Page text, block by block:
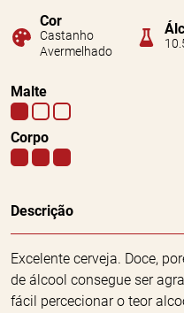
Cor
Castanho
Avermelhado
Malte
Corpo
Descrição
Excelente cerveja. Doce,
de álcool consegue ser
fácil percecionar o teor